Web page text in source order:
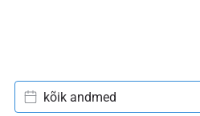
kõik andmed